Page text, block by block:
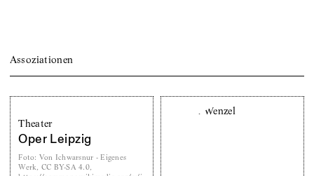
Assoziationen
Theater
Oper Leipzig
Foto: Von Ichwarsnur - Eigenes
Werk, CC BY-SA 4.0,